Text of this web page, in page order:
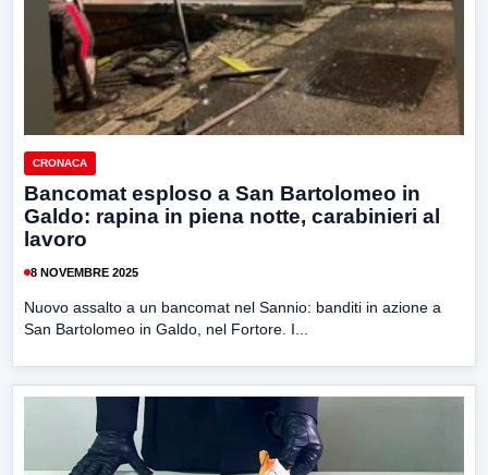
CRONACA
Bancomat esploso a San Bartolomeo in
Galdo: rapina in piena notte, carabinieri al
lavoro
8 NOVEMBRE 2025
Nuovo assalto a un bancomat nel Sannio: banditi in azione a
San Bartolomeo in Galdo, nel Fortore. I...